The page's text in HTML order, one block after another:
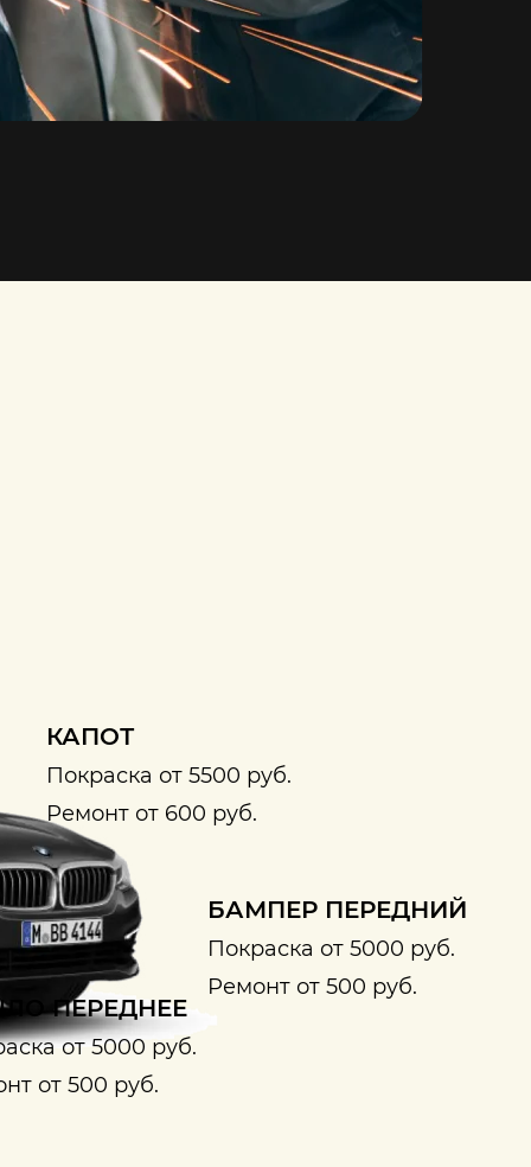
КАПОТ
Покраска от 5500 руб.
Ремонт от 600 руб.
БАМПЕР ПЕРЕДНИЙ
Покраска от 5000 руб.
Ремонт от 500 руб.
ПЕРЕДНЕЕ
от 5000 руб.
от 500 руб.